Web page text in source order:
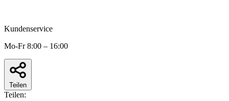
Kundenservice
Mo-Fr 8:00 – 16:00
Teilen
Teilen: